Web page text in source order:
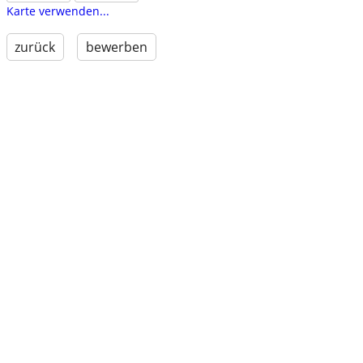
Karte verwenden...
zurück bewerben